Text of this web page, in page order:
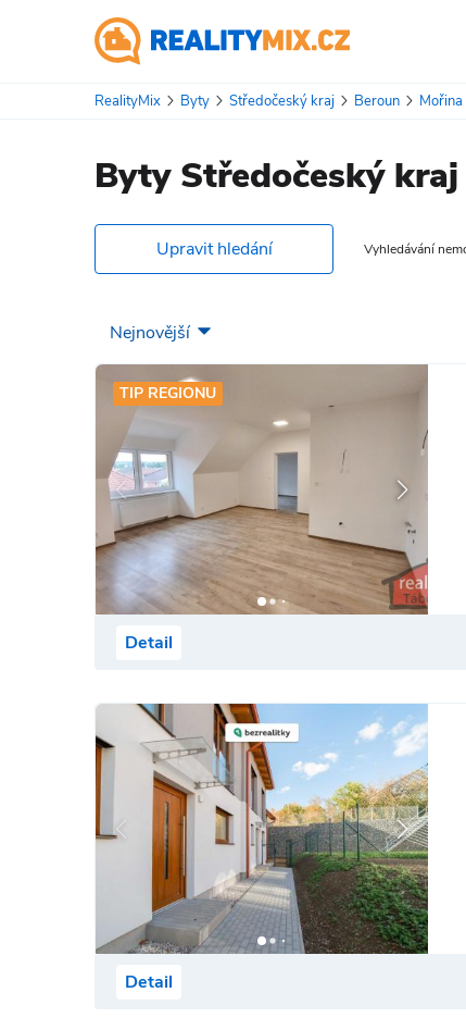
RealityMix Byty Středočeský kraj Beroun Mořina
Byty Středočeský
Upravit hledání Vyhledávání
TIP REGIONU
Detail
Detail